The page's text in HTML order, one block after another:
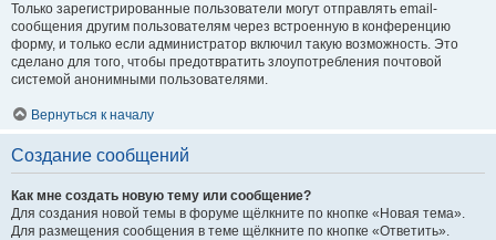
Только зарегистрированные пользователи могут отправлять email-
сообщения другим пользователям через встроенную в конференцию
форму, и только если администратор включил такую возможность. Это
сделано для того, чтобы предотвратить злоупотребления почтовой
системой анонимными пользователями.
Вернуться к началу
Создание сообщений
Как мне создать новую тему или сообщение?
Для создания новой темы в форуме щёлкните по кнопке «Новая тема».
Для размещения сообщения в теме щёлкните по кнопке «Ответить».